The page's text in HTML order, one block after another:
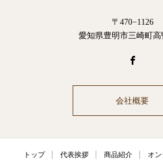
〒470−1126
愛知県豊明市三崎町高
会社概要
トップ 代表挨拶 商品紹介 オ